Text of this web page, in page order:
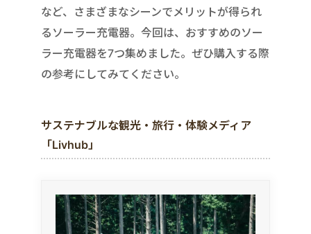
など、さまざまなシーンでメリットが得られ
るソーラー充電器。今回は、おすすめのソー
ラー充電器を7つ集めました。ぜひ購入する際
の参考にしてみてください。
サステナブルな観光・旅行・体験メディア
「Livhub」